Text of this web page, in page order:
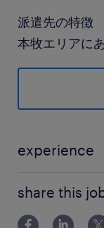
派遣先の特徴
本牧エリアに
根岸線／根岸(
休日休暇
土日休み ※祝
※GW、お盆
experience
→実務経験はな
share this